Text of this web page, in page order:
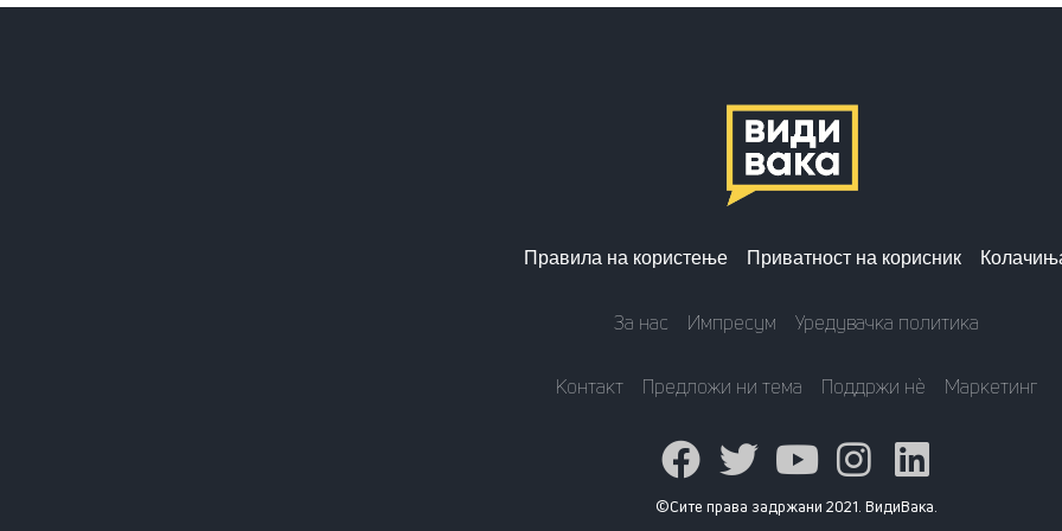
Правила на користење Приватност на корисник
За нас Импресум Уредувачка политика
Контакт Предложи ни тема Поддржи нè Маркетинг
©Сите права задржани 2021. ВидиВака.